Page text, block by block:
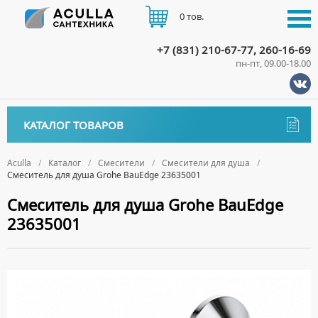
Aculla Каталог Смесители
Смесители для душа
Смеситель для душа Grohe BauEdge 23635001
Смеситель для душа Grohe BauEdge
23635001
КАТАЛОГ ТОВАРОВ
ДЕРЖАТЕЛИ
ДИСПЕНСЕРЫ
ДОЗАТОРЫ ДЛЯ МЫЛА
Биде
НАПОЛЬНЫЕ БИДЕ
ПОДВЕСНЫЕ БИДЕ
КРЫШКИ ДЛЯ БИДЕ
Ванны
АКРИЛОВЫЕ ВАННЫ
Ванны комплектующие
ВОДОНАГРЕВАТЕЛИ КОСВЕННОГО НАГРЕВА
+7 (831) 210-67-77, 260-16-69
пн-пт, 09.00-18.00
0 тов.
ДОСТАВКА
ОПЛАТА